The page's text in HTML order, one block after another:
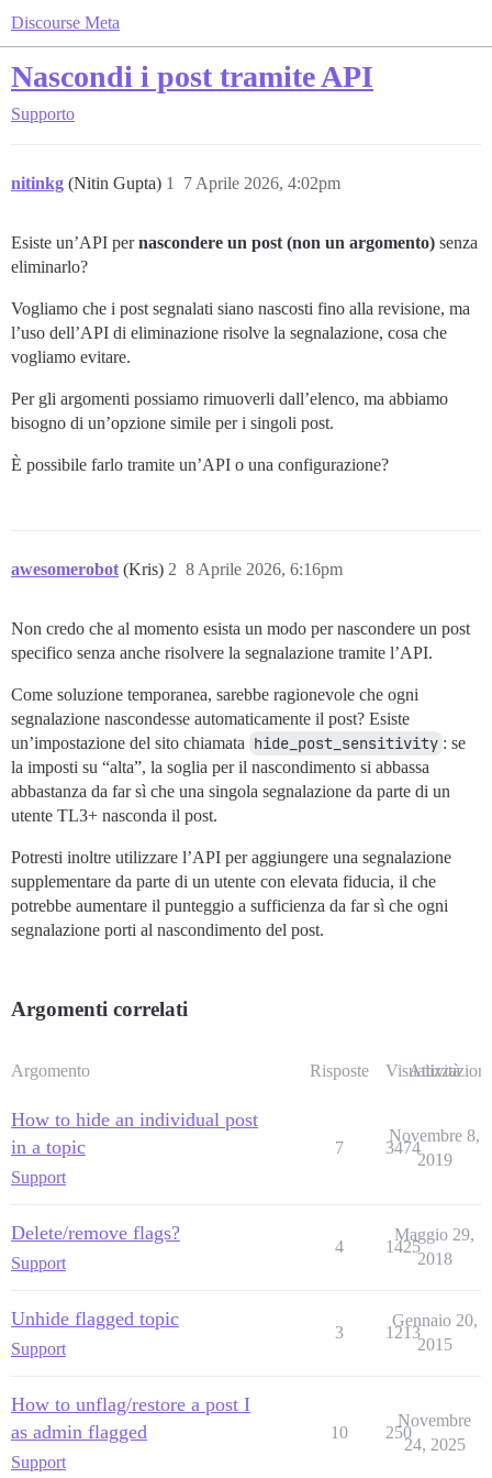
Discourse Meta
Nascondi i post tramite API
Supporto
nitinkg (Nitin Gupta) 7 Aprile 2026, 4:02pm
1
Esiste un’API pernascondere un post (non un argomento) senza
eliminarlo?
Vogliamo che i post segnalati siano nascosti fino alla revisione, ma
l’uso dell’API di eliminazione risolve la segnalazione, cosa che
vogliamo evitare.
Per gli argomenti possiamo rimuoverli dall’elenco, ma abbiamo
bisogno di un’opzione simile per i singoli post.
È possibile farlo tramite un’API o una configurazione?
awesomerobot (Kris) 8 Aprile 2026, 6:16pm
2
Non credo che al momento esista un modo per nascondere un post
specifico senza anche risolvere la segnalazione tramite l’API.
Come soluzione temporanea, sarebbe ragionevole che ogni
segnalazione nascondesse automaticamente il post? Esiste
un’impostazione del sito chiamata hide_post_sensitivity : se
la imposti su “alta”, la soglia per il nascondimento si abbassa
abbastanza da far sì che una singola segnalazione da parte di un
utente TL3+ nasconda il post.
Potresti inoltre utilizzare l’API per aggiungere una segnalazione
supplementare da parte di un utente con elevata fiducia, il che
potrebbe aumentare il punteggio a sufficienza da far sì che ogni
segnalazione porti al nascondimento del post.
Argomenti correlati
Argomento Risposte Visualizzazioni
Attività
How to hide an individual post
in a topic
Support
7 3474
Novembre 8,
2019
Delete/remove flags?
Support
4 1425
Maggio 29,
2018
Unhide flagged topic
Support
3 1213
Gennaio 20,
2015
How to unflag/restore a post I
as admin flagged
Support
10 250
Novembre
24, 2025